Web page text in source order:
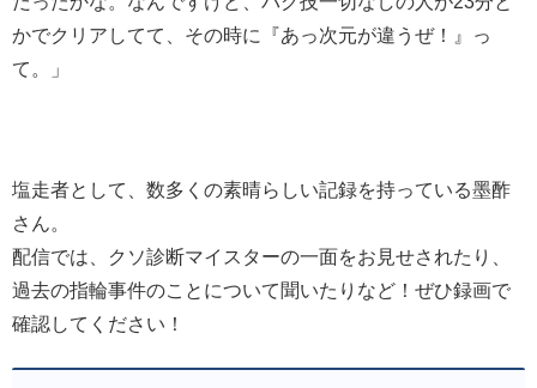
かでクリアしてて、その時に『あっ次元が違うぜ！』っ
て。」
塩走者として、数多くの素晴らしい記録を持っている墨酢
さん。
配信では、クソ診断マイスターの一面をお見せされたり、
過去の指輪事件のことについて聞いたりなど！ぜひ録画で
確認してください！